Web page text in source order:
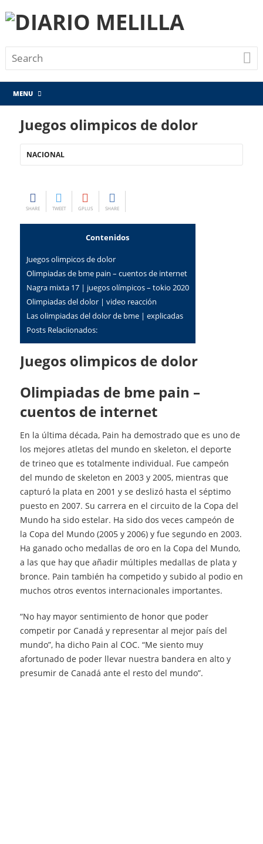
MENU
Juegos olimpicos de dolor
NACIONAL
SHARE TWEET GPLUS SHARE
Contenidos
Juegos olimpicos de dolor
olimpiadas de bme pain – cuentos de internet
nagra mixta 17 | juegos olímpicos – tokio 2020
olimpiadas del dolor | video reacción
las olimpiadas del dolor de bme | explicadas
Posts Relaciionados:
Juegos olimpicos de dolor
olimpiadas de bme pain –
cuentos de internet
En la última década, Pain ha demostrado que es uno de
los mejores atletas del mundo en skeleton, el deporte
de trineo que es totalmente individual. Fue campeón
del mundo de skeleton en 2003 y 2005, mientras que
capturó la plata en 2001 y se deslizó hasta el séptimo
puesto en 2007. Su carrera en el circuito de la Copa del
Mundo ha sido estelar. Ha sido dos veces campeón de
la Copa del Mundo (2005 y 2006) y fue segundo en 2003.
Ha ganado ocho medallas de oro en la Copa del Mundo,
a las que hay que añadir múltiples medallas de plata y
bronce. Pain también ha competido y subido al podio en
muchos otros eventos internacionales importantes.
“No hay mayor sentimiento de honor que poder
competir por Canadá y representar al mejor país del
mundo”, ha dicho Pain al COC. “Me siento muy
afortunado de poder llevar nuestra bandera en alto y
presumir de Canadá ante el resto del mundo”.